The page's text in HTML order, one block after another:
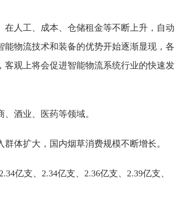
人工、成本、仓储租金等不断上升，自动
物流技术和装备的优势开始逐渐显现，各
观上将会促进智能物流系统行业的快速发
酒业、医药等领域。
体扩大，国内烟草消费规模不断增长。
亿支、2.34亿支、2.36亿支、2.39亿支、